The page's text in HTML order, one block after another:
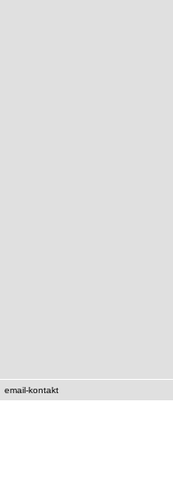
email-kontakt